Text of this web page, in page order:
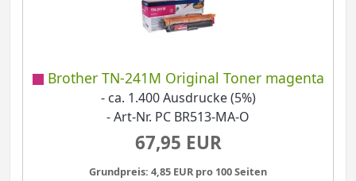
Brother TN-241M Original Toner magenta
- ca. 1.400 Ausdrucke (5%)
- Art-Nr. PC BR513-MA-O
67,95 EUR
Grundpreis: 4,85 EUR pro 100 Seiten